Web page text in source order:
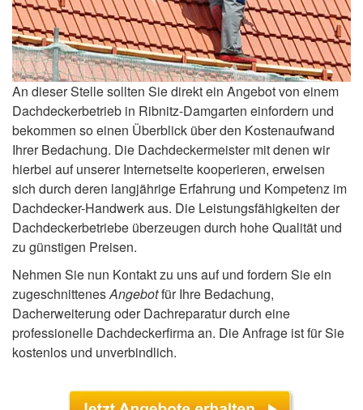
An dieser Stelle sollten Sie direkt ein Angebot von einem
Dachdeckerbetrieb in Ribnitz-Damgarten einfordern und
bekommen so einen Überblick über den Kostenaufwand
Ihrer Bedachung. Die Dachdeckermeister mit denen wir
hierbei auf unserer Internetseite kooperieren, erweisen
sich durch deren langjährige Erfahrung und Kompetenz im
Dachdecker-Handwerk aus. Die Leistungsfähigkeiten der
Dachdeckerbetriebe überzeugen durch hohe Qualität und
zu günstigen Preisen.
Nehmen Sie nun Kontakt zu uns auf und fordern Sie ein
zugeschnittenesAngebotfür Ihre Bedachung,
Dacherweiterung oder Dachreparatur durch eine
professionelle Dachdeckerfirma an. Die Anfrage ist für Sie
kostenlos und unverbindlich.